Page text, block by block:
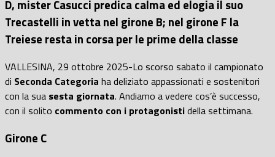
D, mister Casucci predica calma ed elogia il suo
Trecastelli in vetta nel girone B; nel girone F la
Treiese resta in corsa per le prime della classe
VALLESINA, 29 ottobre 2025-Lo scorso sabato il campionato
di Seconda Categoria ha deliziato appassionati e sostenitori
con la sua sesta giornata. Andiamo a vedere cos’è successo,
con il solito commento con i protagonistidella settimana.
Girone C